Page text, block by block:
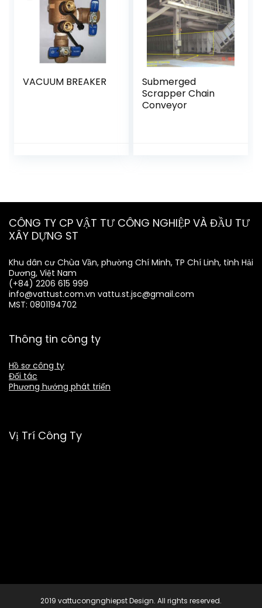
VACUUM BREAKER
Submerged
Scrapper Chain
Conveyor
CÔNG TY CP VẬT TƯ CÔNG NGHIỆP VÀ ĐẦU TƯ
XÂY DỰNG ST
Khu dân cư Chùa Vần, phường Chí Minh, TP Chí Linh, tỉnh Hải
Dương, Việt Nam
(+84) 2206 615 999
info@vattust.com.vn vattu.st.jsc@gmail.com
MST: 0801194702
Thông tin công ty
Hồ sơ công ty
Đối tác
Phương hướng phát triển
Vị Trí Công Ty
2019 vattucongnghiepst Design. All rights reserved.